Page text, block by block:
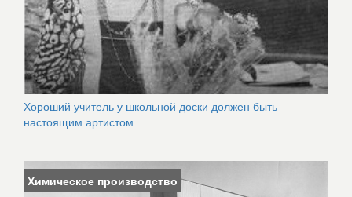
Хороший учитель у школьной доски должен быть
настоящим артистом
Химическое производство